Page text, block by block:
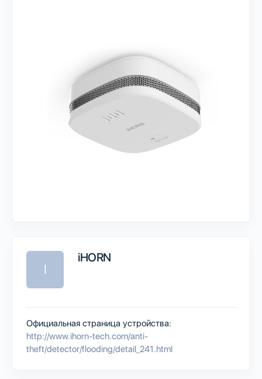
I
iHORN
Официальная страница устройства:
http://www.ihorn-tech.com/anti-
theft/detector/flooding/detail_241.html